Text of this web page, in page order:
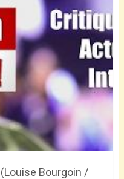
Bourgoin /